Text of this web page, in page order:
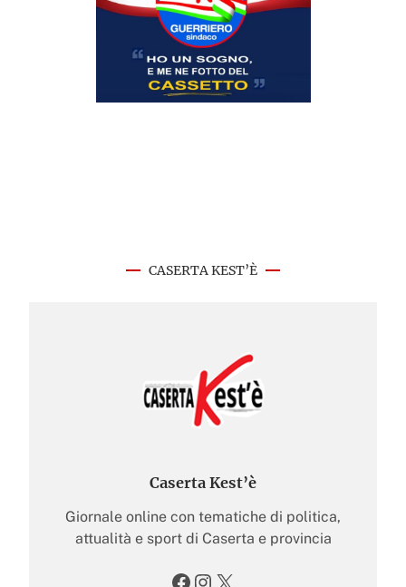
CASERTA KEST’È
Caserta Kest’è
Giornale online con tematiche di politica,
attualità e sport di Caserta e provincia
Facebook Instagram X